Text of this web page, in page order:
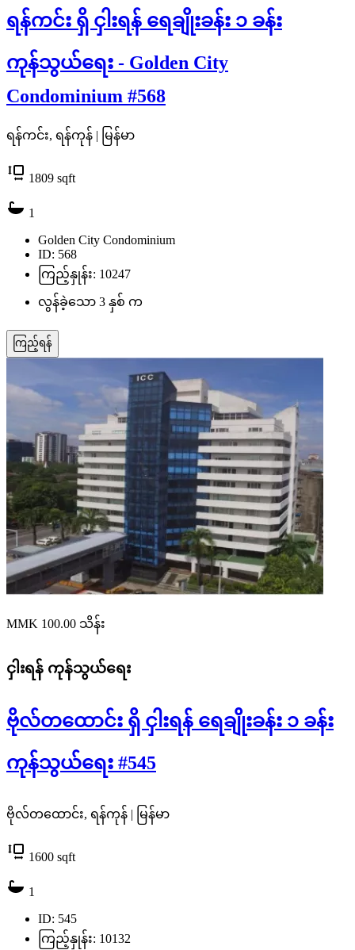
ရန်ကင်း ရှိ ငှါးရန် ရေချိုးခန်း ၁ ခန်း
ကုန်သွယ်ရေး - Golden City
Condominium #568
ရန်ကင်း, ရန်ကုန် | မြန်မာ
1809 sqft
1
Golden City Condominium
ID: 568
ကြည့်နှုန်း: 10247
လွန်ခဲ့သော 3 နှစ် က
ကြည့်ရန်
MMK 100.00 သိန်း
ငှါးရန် ကုန်သွယ်ရေး
ဗိုလ်တထောင်း ရှိ ငှါးရန် ရေချိုးခန်း ၁ ခန်း
ကုန်သွယ်ရေး #545
ဗိုလ်တထောင်း, ရန်ကုန် | မြန်မာ
1600 sqft
1
ID: 545
ကြည့်နှုန်း: 10132